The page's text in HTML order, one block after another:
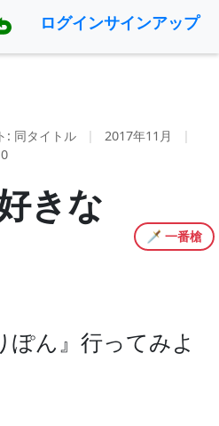
ログインサインアップ
: 同タイトル | 2017年11月
|
きな
🗡️ 一番槍
ぽん』行ってみよ